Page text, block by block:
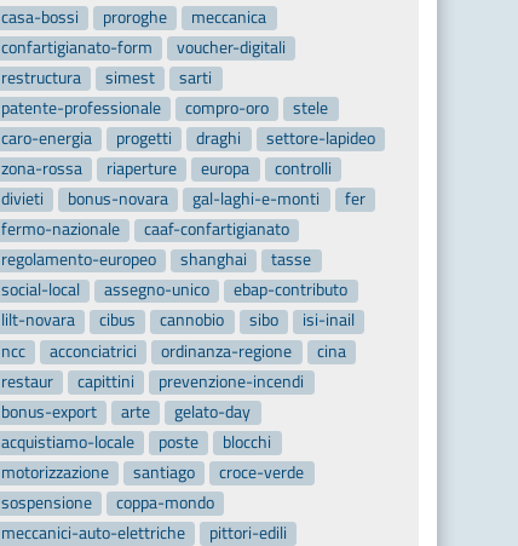
casa-bossi
proroghe
meccanica
confartigianato-form
voucher-digitali
restructura
simest
sarti
patente-professionale
compro-oro
stele
caro-energia
progetti draghi
settore-lapideo
zona-rossa
riaperture europa
controlli
divieti
bonus-novara gal-laghi-e-monti
fer
fermo-nazionale
caaf-confartigianato
regolamento-europeo
shanghai
tasse
social-local
assegno-unico
ebap-contributo
lilt-novara
cibus cannobio sibo
isi-inail
ncc
acconciatrici ordinanza-regione
cina
restaur
capittini
prevenzione-incendi
bonus-export
arte
gelato-day
acquistiamo-locale
poste
blocchi
motorizzazione
santiago
croce-verde
sospensione
coppa-mondo
meccanici-auto-elettriche
pittori-edili